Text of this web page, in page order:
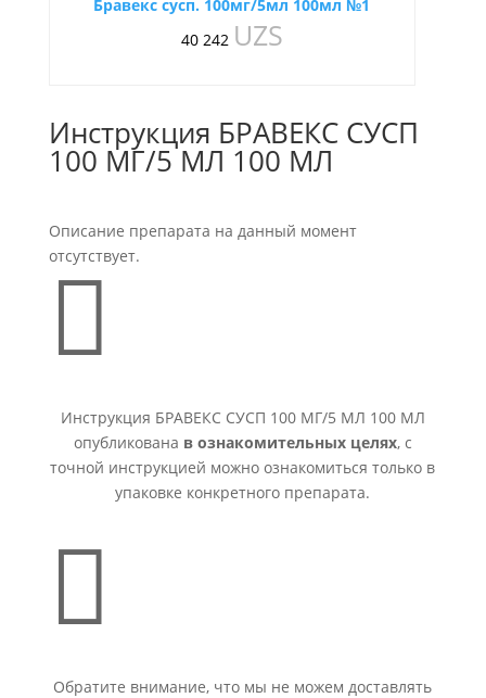
Бравекс сусп. 100мг/5мл 100мл №1
40 242 UZS
Инструкция БРАВЕКС СУСП
100 МГ/5 МЛ 100 МЛ
Описание препарата на данный момент
отсутствует.

Инструкция БРАВЕКС СУСП 100 МГ/5 МЛ 100 МЛ
опубликована в ознакомительных целях, с
точной инструкцией можно ознакомиться только в
упаковке конкретного препарата.

Обратите внимание, что мы не можем доставлять